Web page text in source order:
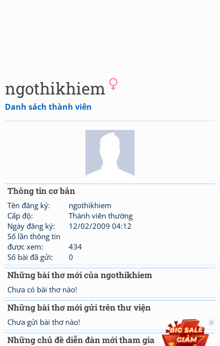
ngothikhiem
Danh sách thành viên
Thông tin cơ bản
Tên đăng ký:
ngothikhiem
Cấp độ:
Thành viên thường
Ngày đăng ký:
12/02/2009 04:12
Số lần thông tin
được xem:
434
Số bài đã gửi:
0
Những bài thơ mới của ngothikhiem
Chưa có bài thơ nào!
Những bài thơ mới gửi trên thư viện
Chưa gửi bài thơ nào!
Những chủ đề diễn đàn mới tham gia